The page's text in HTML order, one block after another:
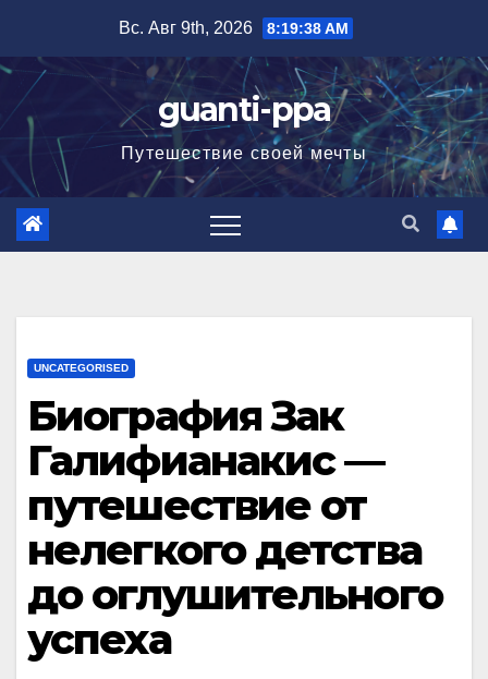
содержимому
Вс. Авг 9th, 2026 8:19:39 AM
guanti-ppa
Путешествие своей мечты
UNCATEGORISED
Биография Зак
Галифианакис —
путешествие от
нелегкого детства
до оглушительного
успеха